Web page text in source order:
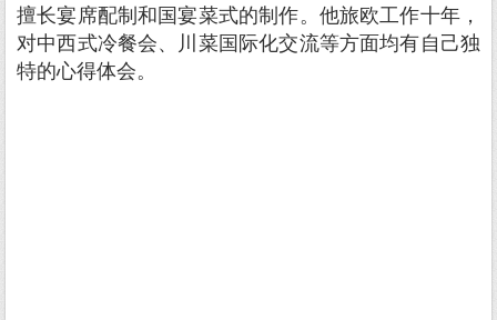
擅长宴席配制和国宴菜式的制作。他旅欧工作十年，
对中西式冷餐会、川菜国际化交流等方面均有自己独
特的心得体会。